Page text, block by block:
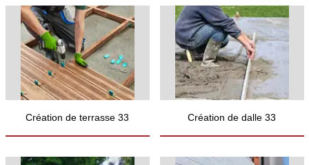
Création de terrasse 33 Création de dalle 33